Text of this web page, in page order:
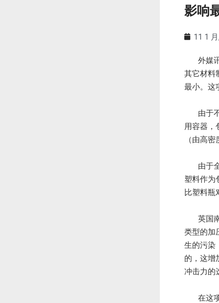
影响
11 1
外媒
其它材料
最小。这
由于
用容器，
（由高
由于
塑料作为
比塑料瓶
英国
类型的加
生的污染
的，这增
冲击力的
在这